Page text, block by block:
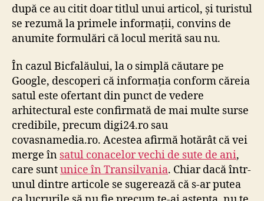
după ce au citit doar titlul unui articol, și turistul
se rezumă la primele informații, convins de
anumite formulări că locul merită sau nu.
În cazul Bicfalăului, la o simplă căutare pe
Google, descoperi că informația conform căreia
satul este ofertant din punct de vedere
arhitectural este confirmată de mai multe surse
credibile, precum digi24.ro sau
covasnamedia.ro. Acestea afirmă hotărât că vei
merge în satul conacelor vechi de sute de ani,
care suntunice în Transilvania. Chiar dacă într-
unul dintre articole se sugerează că s-ar putea